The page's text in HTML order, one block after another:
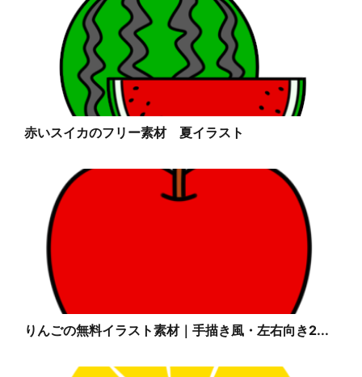
赤いスイカのフリー素材 夏イラスト
りんごの無料イラスト素材｜手描き風・左右向き2...